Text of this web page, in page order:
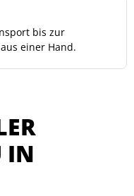
bis zur
einer Hand.
IN